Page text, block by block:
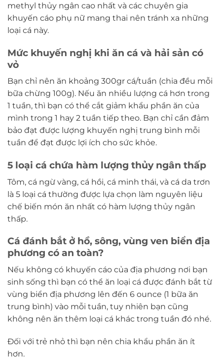
methyl thủy ngân cao nhất và các chuyên gia
khuyến cáo phụ nữ mang thai nên tránh xa những
loại cá này.
Mức khuyến nghị khi ăn cá và hải sản có
vỏ
Bạn chỉ nên ăn khoảng 300gr cá/tuần (chia đều mỗi
bữa chừng 100g). Nếu ăn nhiều lượng cá hơn trong
1 tuần, thì bạn có thể cắt giảm khẩu phần ăn của
mình trong 1 hay 2 tuần tiếp theo. Bạn chỉ cần đảm
bảo đạt được lượng khuyến nghị trung bình mỗi
tuần để đạt được lợi ích cho sức khỏe.
5 loại cá chứa hàm lượng thủy ngân thấp
Tôm, cá ngừ vàng, cá hồi, cá minh thái, và cá da trơn
là 5 loại cá thường được lựa chọn làm nguyên liệu
chế biến món ăn nhất có hàm lượng thủy ngân
thấp.
Cá đánh bắt ở hồ, sông, vùng ven biển địa
phương có an toàn?
Nếu không có khuyến cáo của địa phương nơi bạn
sinh sống thì bạn có thể ăn loại cá được đánh bắt từ
vùng biển địa phương lên đến 6 ounce (1 bữa ăn
trung bình) vào mỗi tuần, tuy nhiên bạn cũng
không nên ăn thêm loại cá khác trong tuần đó nhé.
Đối với trẻ nhỏ thì bạn nên chia khẩu phần ăn ít
hơn.